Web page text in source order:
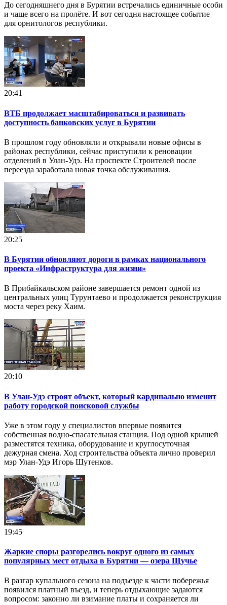
До сегодняшнего дня в Бурятии встречались единичные особи
и чаще всего на пролёте. И вот сегодня настоящее событие
для орнитологов республики.
20:41
ВТБ продолжает масштабироваться и развивать
доступность банковских услуг в Бурятии
В прошлом году обновляли и открывали новые офисы в
районах республики, сейчас приступили к реновации
отделений в Улан-Удэ. На проспекте Строителей после
переезда заработала новая точка обслуживания.
20:25
В Бурятии обновляют дороги в рамках национального
проекта «Инфраструктура для жизни»
В Прибайкальском районе завершается ремонт одной из
центральных улиц Турунтаево и продолжается реконструкция
моста через реку Хаим.
20:10
В Улан-Удэ строят объект, который кардинально изменит
работу городской поисковой службы
Уже в этом году у специалистов впервые появится
собственная водно-спасательная станция. Под одной крышей
разместятся техника, оборудование и круглосуточная
дежурная смена. Ход строительства объекта лично проверил
мэр Улан-Удэ Игорь Шутенков.
19:45
Жаркие споры разгорелись вокруг одного из самых
популярных мест отдыха в Бурятии — озера Щучье
В разгар купального сезона на подъезде к части побережья
появился платный въезд, и теперь отдыхающие задаются
вопросом: законно ли взимание платы и сохраняется ли